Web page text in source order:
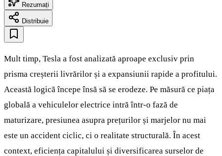
Rezumați
Distribuie
Mult timp, Tesla a fost analizată aproape exclusiv prin
prisma creșterii livrărilor și a expansiunii rapide a profitului.
Această logică începe însă să se erodeze. Pe măsură ce piața
globală a vehiculelor electrice intră într-o fază de
maturizare, presiunea asupra prețurilor și marjelor nu mai
este un accident ciclic, ci o realitate structurală. În acest
context, eficiența capitalului și diversificarea surselor de